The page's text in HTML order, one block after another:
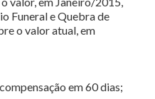
Funeral e Quebra de
o valor atual, em
em 60 dias;